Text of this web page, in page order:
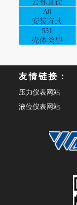
友情链接：
压力仪表网站
液位仪表网站